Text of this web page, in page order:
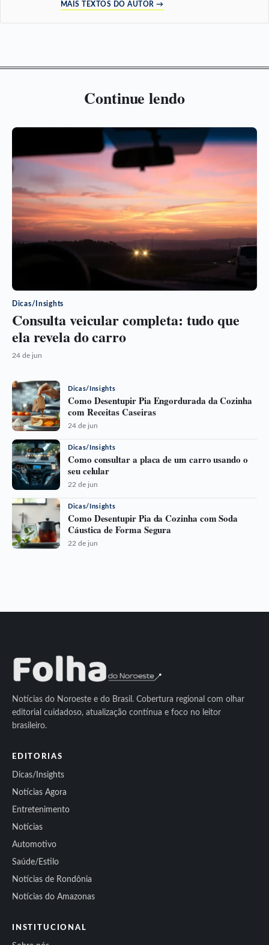
MAIS TEXTOS DO AUTOR →
Continue lendo
Dicas/Insights
Consulta veicular completa: tudo que
ela revela do carro
24 de jun
Dicas/Insights
Como Desentupir Pia Engordurada da Cozinha
com Receitas Caseiras
24 de jun
Dicas/Insights
Como consultar a placa de um carro usando o
seu celular
22 de jun
Dicas/Insights
Como Desentupir Pia da Cozinha com Soda
Cáustica de Forma Segura
22 de jun
Notícias do Noroeste e do Brasil. Cobertura regional com olhar
editorial cuidadoso, atualização contínua e foco no leitor
brasileiro.
EDITORIAS
Dicas/Insights
Notícias Agora
Entretenimento
Notícias
Automotivo
Saúde/Estilo
Notícias de Rondônia
Notícias do Amazonas
INSTITUCIONAL